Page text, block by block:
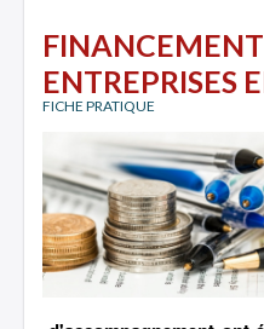
ENTREPRISES
FICHE PRATIQUE